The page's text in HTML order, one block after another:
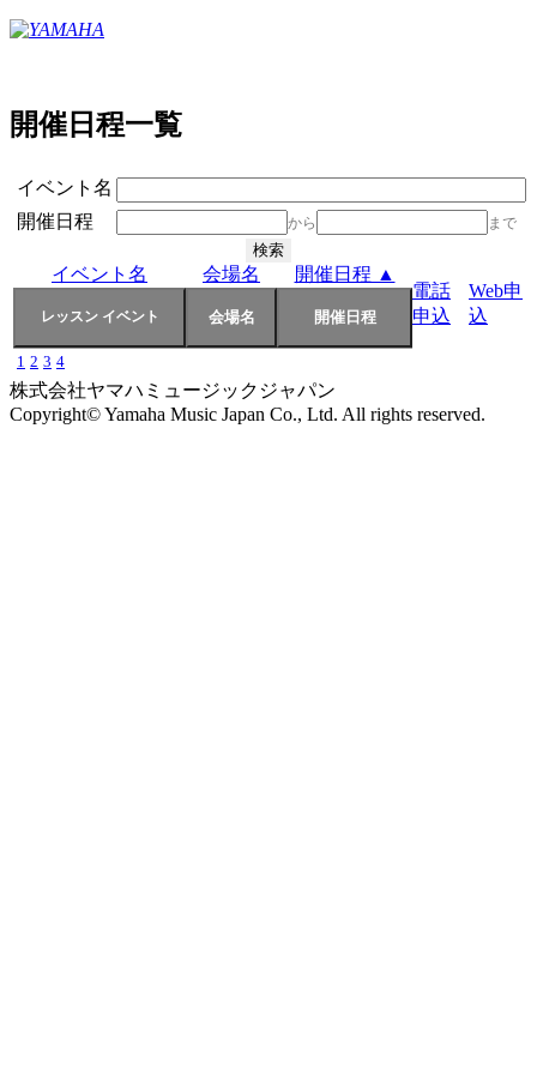
開催日程一覧
イベント名
開催日程
から まで
イベント名 会場名
開催日程 ▲
電話
申込
Web申
込
1 2 3 4
株式会社ヤマハミュージックジャパン
Copyright© Yamaha Music Japan Co., Ltd. All rights reserved.